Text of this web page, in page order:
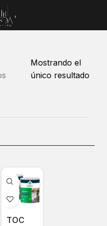
Mostrando el
único resultado
TOC